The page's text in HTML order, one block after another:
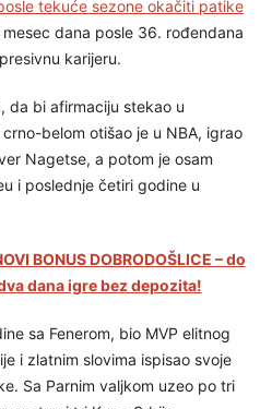
tekuće sezone okačiti patike
dana posle 36. rođendana
karijeru.
da bi afirmaciju stekao u
belom otišao je u NBA, igrao
Nagetse, a potom je osam
i poslednje četiri godine u
BONUS DOBRODOŠLICE – do
dana igre bez depozita!
sa Fenerom, bio MVP elitnog
i zlatnim slovima ispisao svoje
Sa Parnim valjkom uzeo po tri